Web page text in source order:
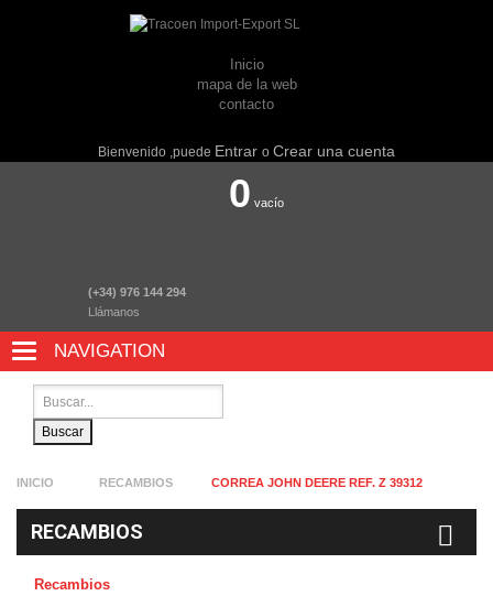
Inicio
mapa de la web
contacto
Bienvenido ,puede Entrar o Crear una cuenta
0 vacío
(+34) 976 144 294
Llámanos
NAVIGATION
NAVIGATION
Buscar
INICIO RECAMBIOS CORREA JOHN DEERE REF. Z 39312
RECAMBIOS
Recambios